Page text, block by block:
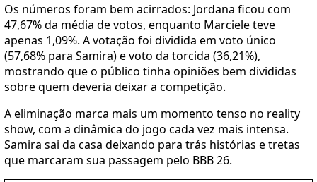
Os números foram bem acirrados: Jordana ficou com
47,67% da média de votos, enquanto Marciele teve
apenas 1,09%. A votação foi dividida em voto único
(57,68% para Samira) e voto da torcida (36,21%),
mostrando que o público tinha opiniões bem divididas
sobre quem deveria deixar a competição.
A eliminação marca mais um momento tenso no reality
show, com a dinâmica do jogo cada vez mais intensa.
Samira sai da casa deixando para trás histórias e tretas
que marcaram sua passagem pelo BBB 26.